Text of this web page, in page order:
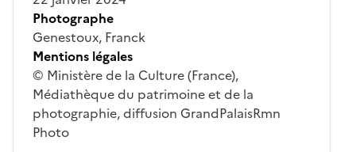
Photographe
Genestoux, Franck
Mentions légales
© Ministère de la Culture (France),
Médiathèque du patrimoine et de la
photographie, diffusion GrandPalaisRmn
Photo